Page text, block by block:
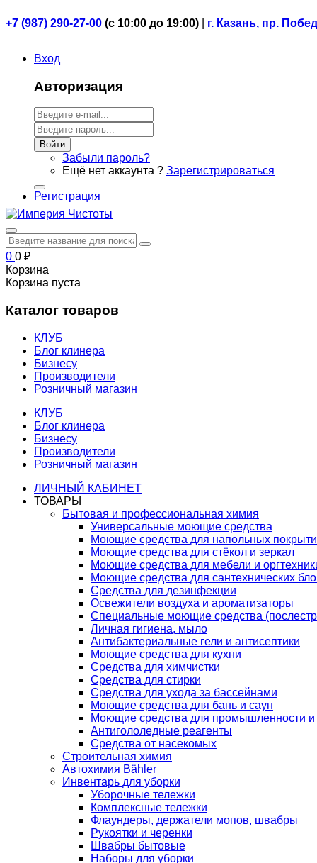
+7 (987) 290-27-00 (с 10:00 до 19:00) г. Казань, пр.
Вход
Авторизация
Войти
Забыли пароль?
Ещё нет аккаунта ? Зарегистрироваться
Регистрация
0 0 ₽
Корзина
Корзина пуста
Каталог товаров
КЛУБ
Блог клинера
Бизнесу
Производители
Розничный магазин
КЛУБ
Блог клинера
Бизнесу
Производители
Розничный магазин
ЛИЧНЫЙ КАБИНЕТ
ТОВАРЫ
Бытовая и профессиональная химия
Универсальные моющие средства
Моющие средства для напольных
Моющие средства для стёкол и зеркал
Моющие средства для мебели и
Моющие средства для сантехнических
Средства для дезинфекции
Освежители воздуха и ароматизаторы
Специальные моющие средства
Личная гигиена, мыло
Антибактериальные гели и антисептики
Моющие средства для кухни
Средства для химчистки
Средства для стирки
Средства для ухода за бассейнами
Моющие средства для бань и саун
Моющие средства для промышленности и
Антигололедные реагенты
Средства от насекомых
Строительная химия
Автохимия Bähler
Инвентарь для уборки
Уборочные тележки
Комплексные тележки
Флаундеры, держатели мопов, швабры
Рукоятки и черенки
Швабры бытовые
Наборы для уборки